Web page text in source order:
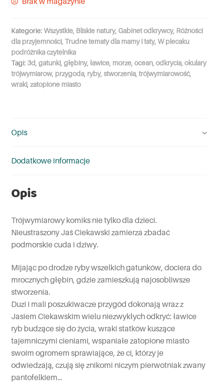
Kategorie: Wszystkie, Bliskie natury, Gabinet odkrywcy, Różności
dla przyjemności, Trudne tematy dla mamy i taty, W plecaku
podróżnika czytelnika
Tagi: 3d, gatunki, głębiny, ławice, morze, ocean, odkrycia, okulary
trójwymiarow, przygoda, ryby, stworzenia, trójwymiarowość,
wraki, zatopione miasto
Opis
Dodatkowe informacje
Opis
Trójwymiarowy komiks nie tylko dla dzieci.
Nieustraszony Jaś Ciekawski zamierza zbadać
podmorskie cuda i dziwy.
Mijając po drodze ryby wszelkich gatunków, dociera do
mrocznych głębin, gdzie zamieszkują najosobliwsze
stworzenia.
Duzi i mali poszukiwacze przygód dokonają wraz z
Jasiem Ciekawskim wielu niezwykłych odkryć: ławice
ryb budzące się do życia, wraki statków kuszące
tajemniczymi cieniami, wspaniałe zatopione miasto
swoim ogromem sprawiające, że ci, którzy je
odwiedzają, czują się znikomi niczym pierwotniak zwany
pantofelkiem…